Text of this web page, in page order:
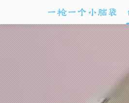
一枪一个小脑袋